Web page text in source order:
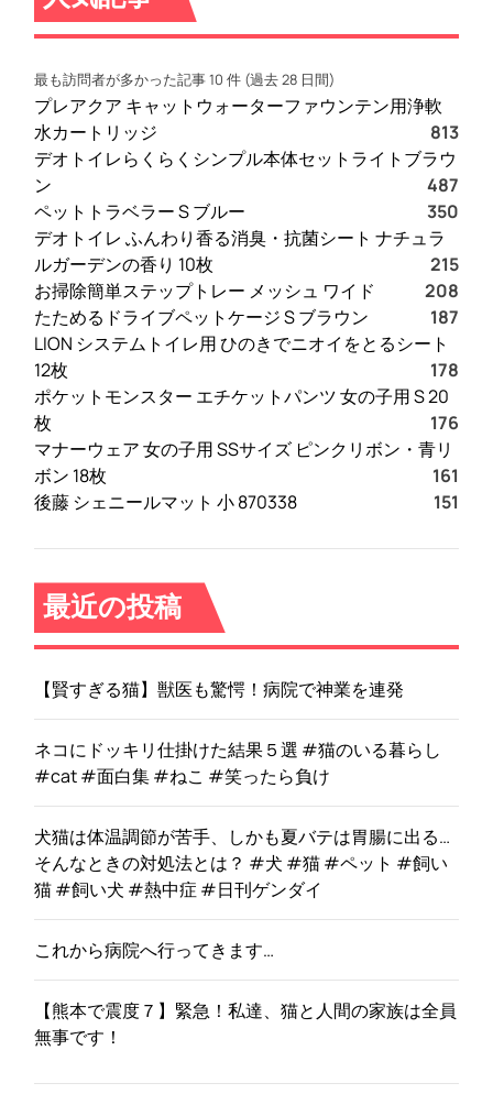
最も訪問者が多かった記事 10 件 (過去 28 日間)
プレアクア キャットウォーターファウンテン用浄軟
水カートリッジ
813
デオトイレらくらくシンプル本体セットライトブラウ
ン
487
ペットトラベラー S ブルー
350
デオトイレ ふんわり香る消臭・抗菌シート ナチュラ
ルガーデンの香り 10枚
215
お掃除簡単ステップトレー メッシュ ワイド
208
たためるドライブペットケージ S ブラウン
187
LION システムトイレ用 ひのきでニオイをとるシート
12枚
178
ポケットモンスター エチケットパンツ 女の子用 S 20
枚
176
マナーウェア 女の子用 SSサイズ ピンクリボン・青リ
ボン 18枚
161
後藤 シェニールマット 小 870338
151
最近の投稿
【賢すぎる猫】獣医も驚愕！病院で神業を連発
ネコにドッキリ仕掛けた結果５選 #猫のいる暮らし
#cat #面白集 #ねこ #笑ったら負け
犬猫は体温調節が苦手、しかも夏バテは胃腸に出る…
そんなときの対処法とは？ #犬 #猫 #ペット #飼い
猫 #飼い犬 #熱中症 #日刊ゲンダイ
これから病院へ行ってきます…
【熊本で震度７】緊急！私達、猫と人間の家族は全員
無事です！